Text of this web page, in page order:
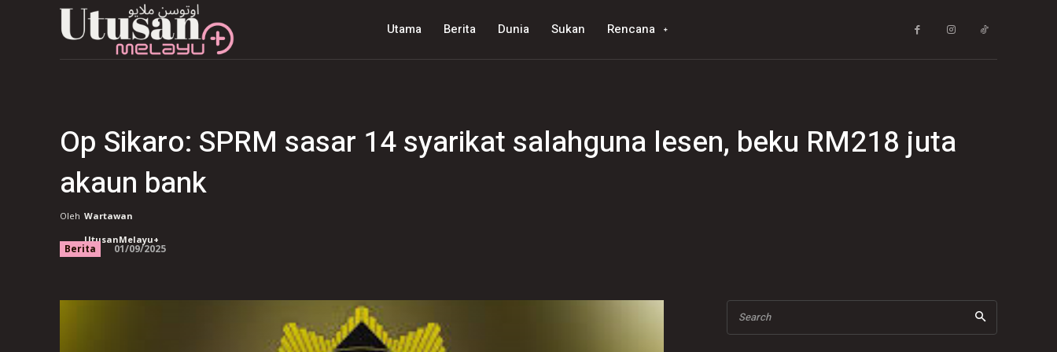
Utama Berita Dunia Sukan Rencana
Op Sikaro: SPRM sasar 14 syarikat salahguna lesen, beku RM218 juta
akaun bank
Oleh Wartawan
UtusanMelayu+
Berita 01/09/2025
Search